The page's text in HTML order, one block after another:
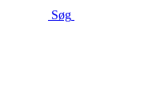
Søg